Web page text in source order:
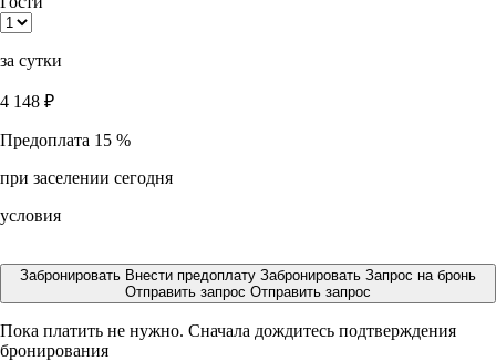
за сутки
4 148 ₽
Предоплата 15 %
при заселении сегодня
условия
Забронировать Внести предоплату Забронировать Запрос на бронь
Отправить запрос Отправить запрос
Пока платить не нужно. Сначала дождитесь подтверждения
бронирования